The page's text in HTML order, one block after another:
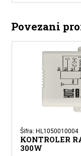
CAT6
METALIK
Povezani
Šifra: HL1050010004
KONTROLER
300W